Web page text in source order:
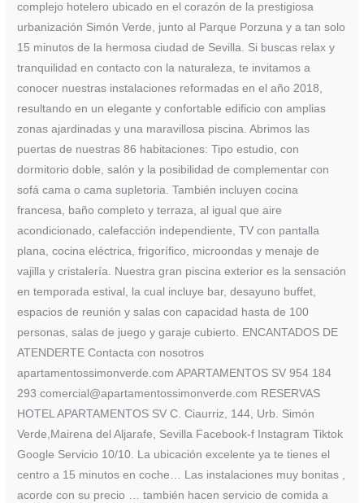
complejo hotelero ubicado en el corazón de la prestigiosa
urbanización Simón Verde, junto al Parque Porzuna y a tan solo
15 minutos de la hermosa ciudad de Sevilla. Si buscas relax y
tranquilidad en contacto con la naturaleza, te invitamos a
conocer nuestras instalaciones reformadas en el año 2018,
resultando en un elegante y confortable edificio con amplias
zonas ajardinadas y una maravillosa piscina. Abrimos las
puertas de nuestras 86 habitaciones: Tipo estudio, con
dormitorio doble, salón y la posibilidad de complementar con
sofá cama o cama supletoria. También incluyen cocina
francesa, baño completo y terraza, al igual que aire
acondicionado, calefacción independiente, TV con pantalla
plana, cocina eléctrica, frigorífico, microondas y menaje de
vajilla y cristalería. Nuestra gran piscina exterior es la sensación
en temporada estival, la cual incluye bar, desayuno buffet,
espacios de reunión y salas con capacidad hasta de 100
personas, salas de juego y garaje cubierto. ENCANTADOS DE
ATENDERTE Contacta con nosotros
apartamentossimonverde.com APARTAMENTOS SV 954 184
293 comercial@apartamentossimonverde.com RESERVAS
HOTEL APARTAMENTOS SV C. Ciaurriz, 144, Urb. Simón
Verde,Mairena del Aljarafe, Sevilla Facebook-f Instagram Tiktok
Google Servicio 10/10. La ubicación excelente ya te tienes el
centro a 15 minutos en coche… Las instalaciones muy bonitas ,
acorde con su precio … también hacen servicio de comida a